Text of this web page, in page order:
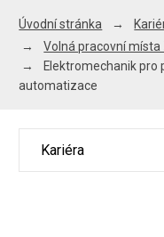
Úvodní stránka
Volná pracovní místa
Elektromechanik pro
automatizace
Kariéra